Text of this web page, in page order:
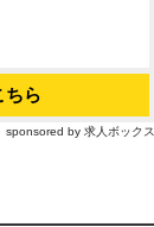
ちら
sponsored by 求人ボックス